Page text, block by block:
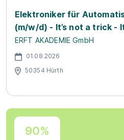
Elektroniker für
(m/w/d) - It’s not a trick -
ERFT AKADEMIE GmbH
01.08.2026
50354 Hürth
90%